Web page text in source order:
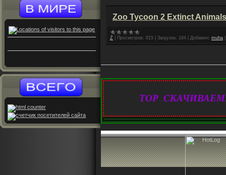
Zoo Tycoon 2 Extinct
Z Просмотров: 815 Загрузок: 164 Добавил: muha
TOP